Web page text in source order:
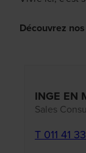
Découvrez
INGE EN
Sales
T 011 41